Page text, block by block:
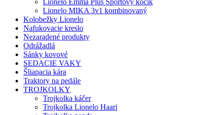
Lionelo MIKA 3v1 kombinovaný
Kolobežky Lionelo
Nafukovacie kreslo
Nezaradené produkty
Odrážadlá
Sánky kovové
SEDACIE VAKY
Šliapacia kára
Traktory na pedále
TROJKOLKY
Trojkolka káčer
Trojkolka Lionelo Haari